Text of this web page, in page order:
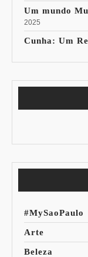
Um mundo
2025
Cunha: Um
15% de
#MySaoPaulo
Arte
Beleza